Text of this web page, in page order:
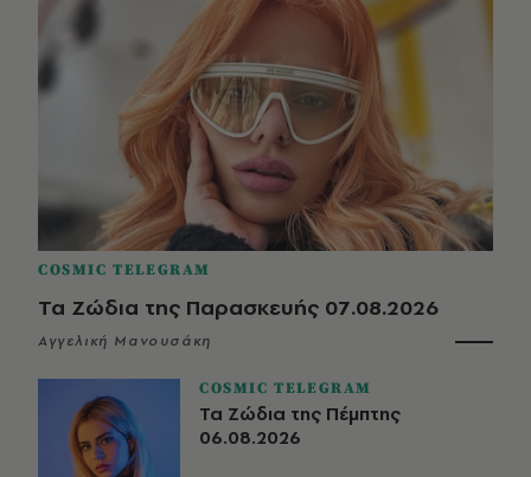
COSMIC TELEGRAM
Τα Ζώδια της Παρασκευής 07.08.2026
Αγγελική Μανουσάκη
COSMIC TELEGRAM
Τα Ζώδια της Πέμπτης
06.08.2026